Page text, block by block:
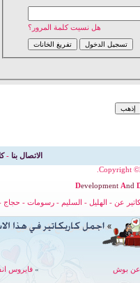
هل نسيت كلمة المرور؟
الاتصال بنا -
Copyright
Development And
عن - الهليل - السليم -رسومات - حجاج
» فايروس عن بوش